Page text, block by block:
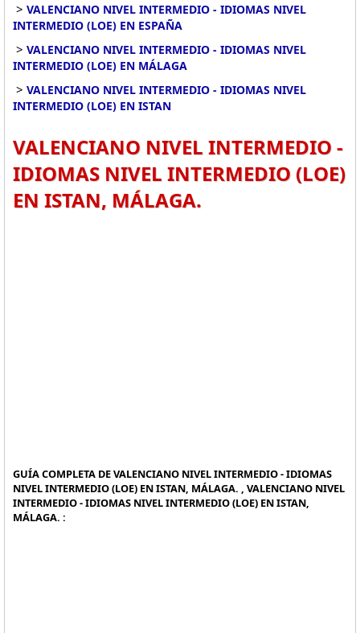
> VALENCIANO NIVEL INTERMEDIO - IDIOMAS NIVEL
INTERMEDIO (LOE) EN ESPAÑA
> VALENCIANO NIVEL INTERMEDIO - IDIOMAS NIVEL
INTERMEDIO (LOE) EN MÁLAGA
> VALENCIANO NIVEL INTERMEDIO - IDIOMAS NIVEL
INTERMEDIO (LOE) EN ISTAN
VALENCIANO NIVEL INTERMEDIO -
IDIOMAS NIVEL INTERMEDIO (LOE)
EN ISTAN, MÁLAGA.
GUÍA COMPLETA DE VALENCIANO NIVEL INTERMEDIO - IDIOMAS
NIVEL INTERMEDIO (LOE) EN ISTAN, MÁLAGA. , VALENCIANO NIVEL
INTERMEDIO - IDIOMAS NIVEL INTERMEDIO (LOE) EN ISTAN,
MÁLAGA. :